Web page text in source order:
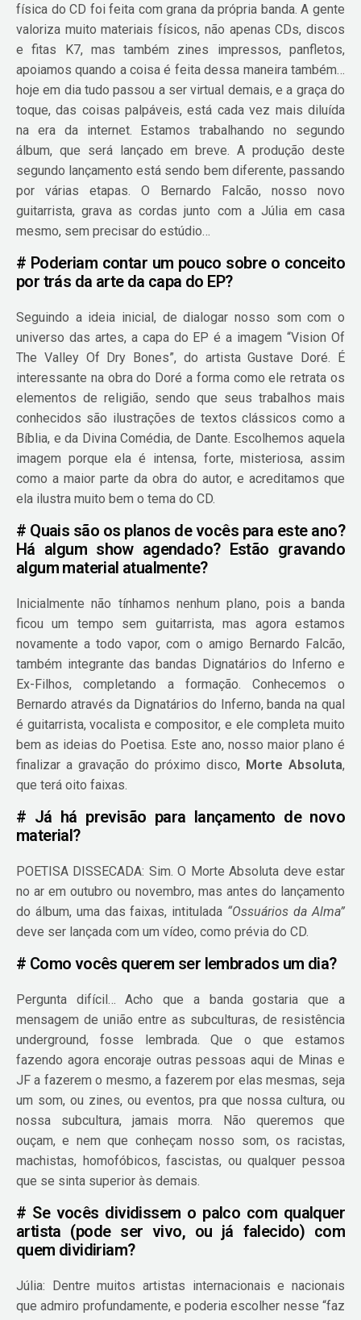
física do CD foi feita com grana da própria banda. A gente
valoriza muito materiais físicos, não apenas CDs, discos
e fitas K7, mas também zines impressos, panfletos,
apoiamos quando a coisa é feita dessa maneira também…
hoje em dia tudo passou a ser virtual demais, e a graça do
toque, das coisas palpáveis, está cada vez mais diluída
na era da internet. Estamos trabalhando no segundo
álbum, que será lançado em breve. A produção deste
segundo lançamento está sendo bem diferente, passando
por várias etapas. O Bernardo Falcão, nosso novo
guitarrista, grava as cordas junto com a Júlia em casa
mesmo, sem precisar do estúdio…
# Poderiam contar um pouco sobre o conceito
por trás da arte da capa do EP?
Seguindo a ideia inicial, de dialogar nosso som com o
universo das artes, a capa do EP é a imagem “Vision Of
The Valley Of Dry Bones”, do artista Gustave Doré. É
interessante na obra do Doré a forma como ele retrata os
elementos de religião, sendo que seus trabalhos mais
conhecidos são ilustrações de textos clássicos como a
Bíblia, e da Divina Comédia, de Dante. Escolhemos aquela
imagem porque ela é intensa, forte, misteriosa, assim
como a maior parte da obra do autor, e acreditamos que
ela ilustra muito bem o tema do CD.
# Quais são os planos de vocês para este ano?
Há algum show agendado? Estão gravando
algum material atualmente?
Inicialmente não tínhamos nenhum plano, pois a banda
ficou um tempo sem guitarrista, mas agora estamos
novamente a todo vapor, com o amigo Bernardo Falcão,
também integrante das bandas Dignatários do Inferno e
Ex-Filhos, completando a formação. Conhecemos o
Bernardo através da Dignatários do Inferno, banda na qual
é guitarrista, vocalista e compositor, e ele completa muito
bem as ideias do Poetisa. Este ano, nosso maior plano é
finalizar a gravação do próximo disco, Morte Absoluta,
que terá oito faixas.
# Já há previsão para lançamento de novo
material?
POETISA DISSECADA: Sim. O Morte Absoluta deve estar
no ar em outubro ou novembro, mas antes do lançamento
do álbum, uma das faixas, intitulada “Ossuários da Alma”
deve ser lançada com um vídeo, como prévia do CD.
# Como vocês querem ser lembrados um dia?
Pergunta difícil… Acho que a banda gostaria que a
mensagem de união entre as subculturas, de resistência
underground, fosse lembrada. Que o que estamos
fazendo agora encoraje outras pessoas aqui de Minas e
JF a fazerem o mesmo, a fazerem por elas mesmas, seja
um som, ou zines, ou eventos, pra que nossa cultura, ou
nossa subcultura, jamais morra. Não queremos que
ouçam, e nem que conheçam nosso som, os racistas,
machistas, homofóbicos, fascistas, ou qualquer pessoa
que se sinta superior às demais.
# Se vocês dividissem o palco com qualquer
artista (pode ser vivo, ou já falecido) com
quem dividiriam?
Júlia: Dentre muitos artistas internacionais e nacionais
que admiro profundamente, e poderia escolher nesse “faz